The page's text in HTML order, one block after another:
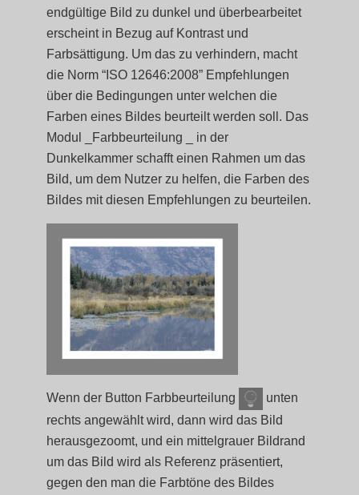
endgültige Bild zu dunkel und überbearbeitet
erscheint in Bezug auf Kontrast und
Farbsättigung. Um das zu verhindern, macht
die Norm “ISO 12646:2008” Empfehlungen
über die Bedingungen unter welchen die
Farben eines Bildes beurteilt werden soll. Das
Modul _Farbbeurteilung _ in der
Dunkelkammer schafft einen Rahmen um das
Bild, um dem Nutzer zu helfen, die Farben des
Bildes mit diesen Empfehlungen zu beurteilen.
Wenn der Button Farbbeurteilung
unten
rechts angewählt wird, dann wird das Bild
herausgezoomt, und ein mittelgrauer Bildrand
um das Bild wird als Referenz präsentiert,
gegen den man die Farbtöne des Bildes